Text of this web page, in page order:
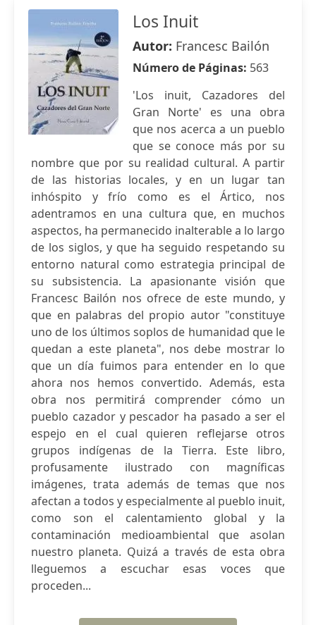
Los Inuit
Autor: Francesc Bailón
Número de Páginas: 563
'Los inuit, Cazadores del
Gran Norte' es una obra
que nos acerca a un pueblo
que se conoce más por su
nombre que por su realidad cultural. A partir
de las historias locales, y en un lugar tan
inhóspito y frío como es el Ártico, nos
adentramos en una cultura que, en muchos
aspectos, ha permanecido inalterable a lo largo
de los siglos, y que ha seguido respetando su
entorno natural como estrategia principal de
su subsistencia. La apasionante visión que
Francesc Bailón nos ofrece de este mundo, y
que en palabras del propio autor "constituye
uno de los últimos soplos de humanidad que le
quedan a este planeta", nos debe mostrar lo
que un día fuimos para entender en lo que
ahora nos hemos convertido. Además, esta
obra nos permitirá comprender cómo un
pueblo cazador y pescador ha pasado a ser el
espejo en el cual quieren reflejarse otros
grupos indígenas de la Tierra. Este libro,
profusamente ilustrado con magníficas
imágenes, trata además de temas que nos
afectan a todos y especialmente al pueblo inuit,
como son el calentamiento global y la
contaminación medioambiental que asolan
nuestro planeta. Quizá a través de esta obra
lleguemos a escuchar esas voces que
proceden...